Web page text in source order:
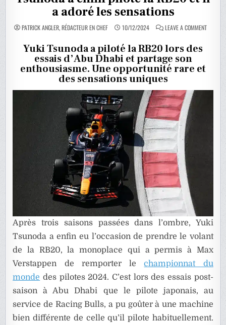
a adoré les sensations
PATRICK ANGLER, RÉDACTEUR EN CHEF 10/12/2024 LEAVE A COMMENTON
Yuki Tsunoda a piloté la RB20 lors des
essais d’Abu Dhabi et partage son
enthousiasme. Une opportunité rare et
des sensations uniques
Après trois saisons passées dans l’ombre, Yuki
Tsunoda a enfin eu l’occasion de prendre le volant
de la RB20, la monoplace qui a permis à Max
Verstappen de remporter lechampionnat du
monde des pilotes 2024. C’est lors des essais post-
saison à Abu Dhabi que le pilote japonais, au
service de Racing Bulls, a pu goûter à une machine
bien différente de celle qu’il pilote habituellement.